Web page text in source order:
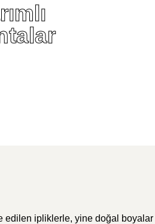
ipliklerle, yine doğal boyalar